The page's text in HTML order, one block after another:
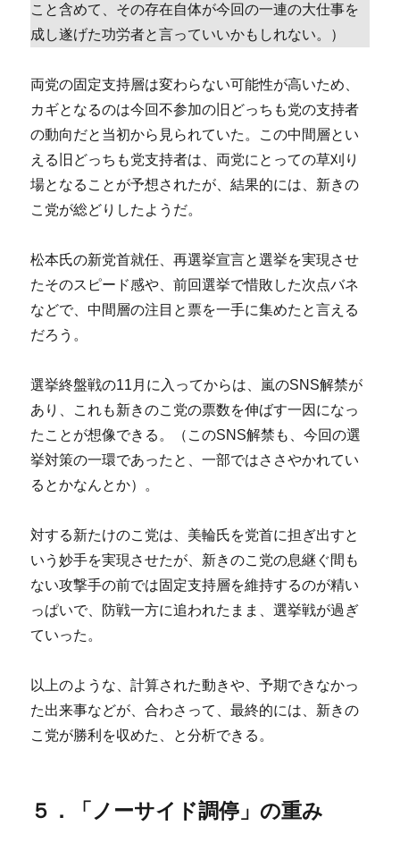
こと含めて、その存在自体が今回の一連の大仕事を
成し遂げた功労者と言っていいかもしれない。）
両党の固定支持層は変わらない可能性が高いため、
カギとなるのは今回不参加の旧どっちも党の支持者
の動向だと当初から見られていた。この中間層とい
える旧どっちも党支持者は、両党にとっての草刈り
場となることが予想されたが、結果的には、新きの
こ党が総どりしたようだ。
松本氏の新党首就任、再選挙宣言と選挙を実現させ
たそのスピード感や、前回選挙で惜敗した次点バネ
などで、中間層の注目と票を一手に集めたと言える
だろう。
選挙終盤戦の11月に入ってからは、嵐のSNS解禁が
あり、これも新きのこ党の票数を伸ばす一因になっ
たことが想像できる。（このSNS解禁も、今回の選
挙対策の一環であったと、一部ではささやかれてい
るとかなんとか）。
対する新たけのこ党は、美輪氏を党首に担ぎ出すと
いう妙手を実現させたが、新きのこ党の息継ぐ間も
ない攻撃手の前では固定支持層を維持するのが精い
っぱいで、防戦一方に追われたまま、選挙戦が過ぎ
ていった。
以上のような、計算された動きや、予期できなかっ
た出来事などが、合わさって、最終的には、新きの
こ党が勝利を収めた、と分析できる。
５．「ノーサイド調停」の重み